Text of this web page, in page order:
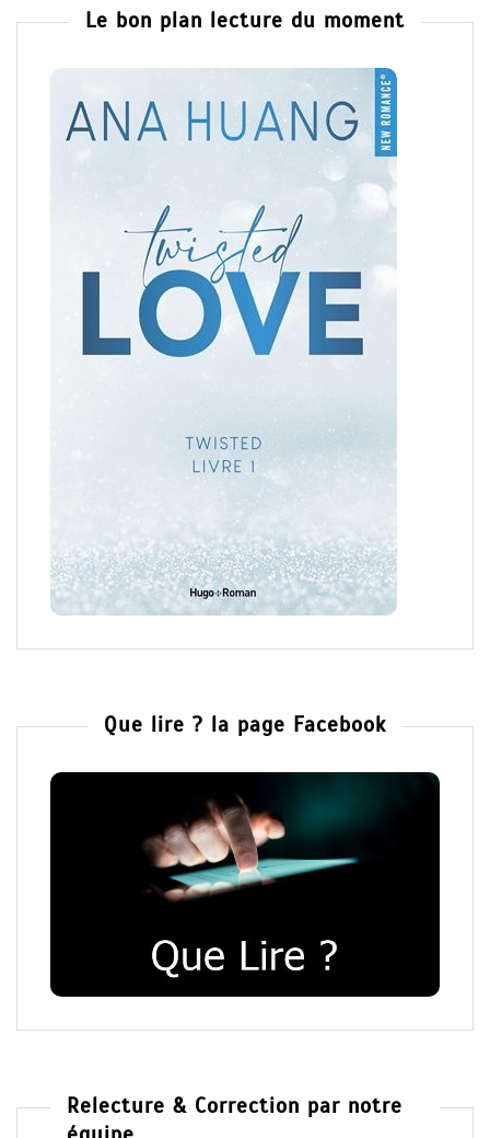
Le bon plan lecture du moment
Que lire ? la page Facebook
Relecture & Correction par notre